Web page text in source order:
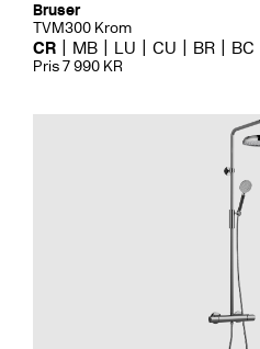
Bruser
TVM300 Krom
CR MB LU CU BR BC
Pris 7 990 KR